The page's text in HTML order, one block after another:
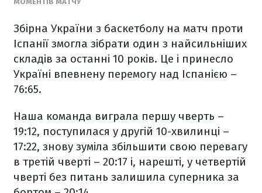
Збірна України з баскетболу на матч проти
Іспанії змогла зібрати один з найсильніших
складів за останні 10 років. Це і принесло
Україні впевнену перемогу над Іспанією –
76:65.
Наша команда виграла першу чверть –
19:12, поступилася у другій 10-хвилинці –
17:22, знову зуміла збільшити свою перевагу
в третій чверті – 20:17 і, нарешті, у четвертій
чверті без питань залишила суперника за